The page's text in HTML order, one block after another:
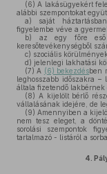
(6) A lakásügyekért
alábbi szempontokat
a) saját
figyelembe véve a
b) az egy főre eső
keresőtevékenységből
c) szociális
d) jelenlegi lakhatási
(7) A (6) bekezdésben
leghosszabb időszakra
általa fizetendő lakbérnek
(8) A kijelölt bérlő
vállalásának idejére, de
(9) Amennyiben a
nem tesz eleget, a
sorolási szempontok
tartalmazó - listáról a
4.